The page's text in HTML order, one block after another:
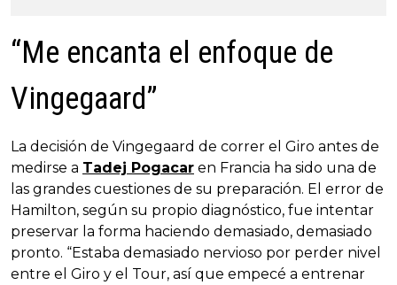
“Me encanta el enfoque de
Vingegaard”
La decisión de Vingegaard de correr el Giro antes de
medirse a Tadej Pogacar en Francia ha sido una de
las grandes cuestiones de su preparación. El error de
Hamilton, según su propio diagnóstico, fue intentar
preservar la forma haciendo demasiado, demasiado
pronto. “Estaba demasiado nervioso por perder nivel
entre el Giro y el Tour, así que empecé a entrenar